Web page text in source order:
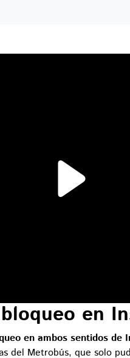
en
en ambos sentidos de
del Metrobús, que solo